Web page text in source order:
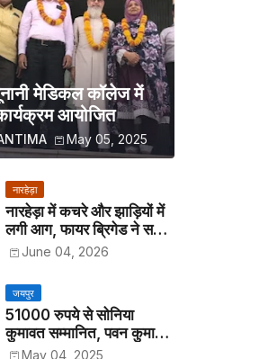
मेडिकल कॉलेज में
आयोजित
May 05, 2025
नारहेड़ा
नारहेड़ा में कचरे और झाड़ियों में
लगी आग, फायर ब्रिगेड ने समय
रहते पाया काबू
June 04, 2026
जयपुर
51000 रुपये से सोनिया
कुमावत सम्मानित, पवन कुमावत
व अन्य छात्रों को मिला लैपटॉप
May 04, 2025